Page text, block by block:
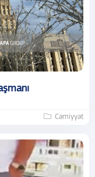
Cəmiyyət